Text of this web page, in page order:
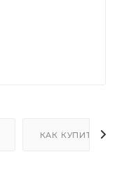
КАК КУПИТЬ